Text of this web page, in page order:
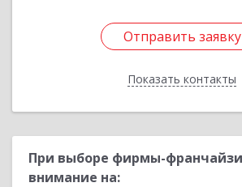
Отправить заявку
Показать контакты
Отправить заявку
Назад
При выборе фирмы-
внимание на: